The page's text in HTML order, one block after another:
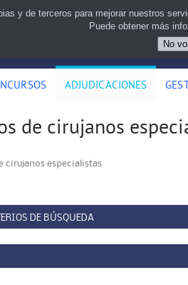
ADJUDICACIONES
de cirujanos
cirujanos especialistas
DE BÚSQUEDA
y de terceros para mejorar nuestros
Puede obtener más